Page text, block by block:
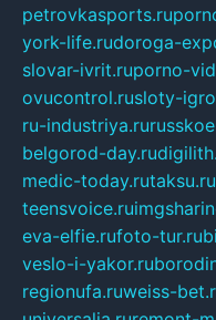
petrovkasports.ru
york-life.rudoroga-
slovar-ivrit.ruporno-
ovucontrol.rusloty-
ru-industriya.ru
belgorod-day.ru
medic-today.rutaksu.ru
teensvoice.ru
eva-elfie.rufoto-tur.ru
veslo-i-yakor.ru
regionufa.ruweiss-